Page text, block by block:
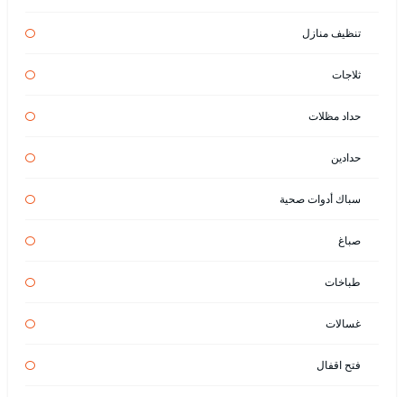
تنظيف منازل
ثلاجات
حداد مظلات
حدادين
سباك أدوات صحية
صباغ
طباخات
غسالات
فتح اقفال